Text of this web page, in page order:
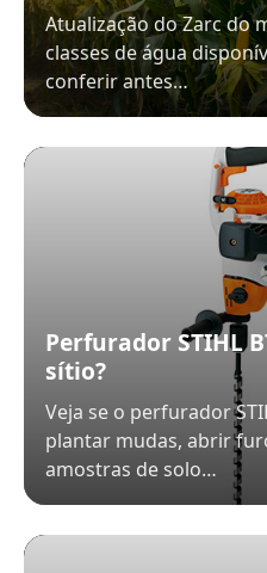
Atualização do Zarc do
classes de água
conferir antes…
Perfurador STIHL
sítio?
Veja se o perfurador
plantar mudas, abrir
amostras de solo…